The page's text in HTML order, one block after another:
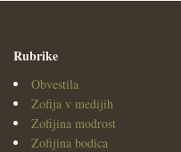
Rubrike
Obvestila
Zofija v medijih
Zofijina modrost
Zofijina bodica